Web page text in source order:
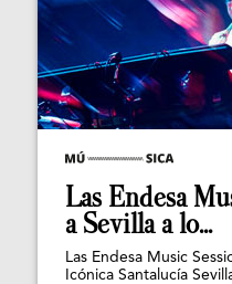
Las Endesa
a Sevilla a lo...
Las Endesa Music
Icónica Santalucía